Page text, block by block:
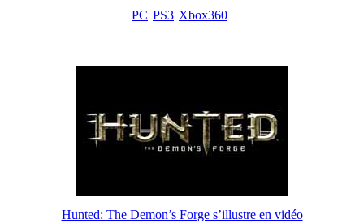
PC PS3 Xbox360
Hunted: The Demon’s Forge s’illustre en vidéo